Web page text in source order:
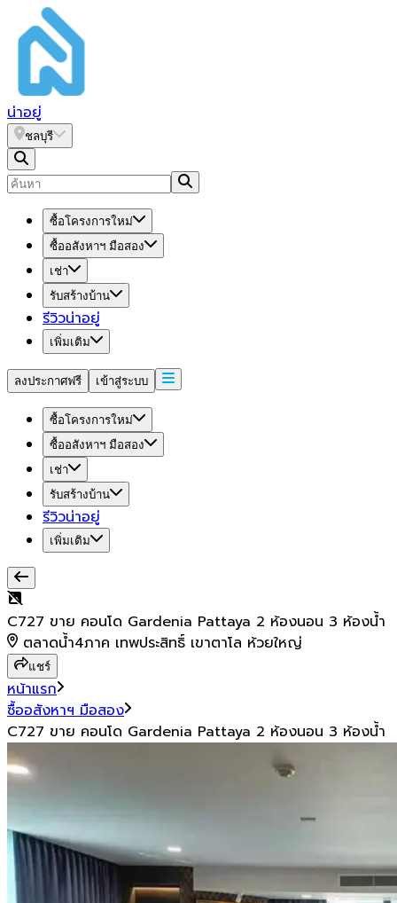
น่าอยู่
ชลบุรี
ซื้อโครงการใหม่
ซื้ออสังหาฯ มือสอง
เช่า
รับสร้างบ้าน
รีวิวน่าอยู่
เพิ่มเติม
ลงประกาศฟรี เข้าสู่ระบบ
ซื้อโครงการใหม่
ซื้ออสังหาฯ มือสอง
เช่า
รับสร้างบ้าน
รีวิวน่าอยู่
เพิ่มเติม
C727 ขาย คอนโด Gardenia Pattaya 2 ห้องนอน 3 ห้องน้ำ
ตลาดน้ำ4ภาค เทพประสิทธิ์ เขาตาโล ห้วยใหญ่
แชร์
หน้าแรก
ซื้ออสังหาฯ มือสอง
C727 ขาย คอนโด Gardenia Pattaya 2 ห้องนอน 3 ห้องน้ำ